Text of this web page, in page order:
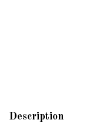
Description